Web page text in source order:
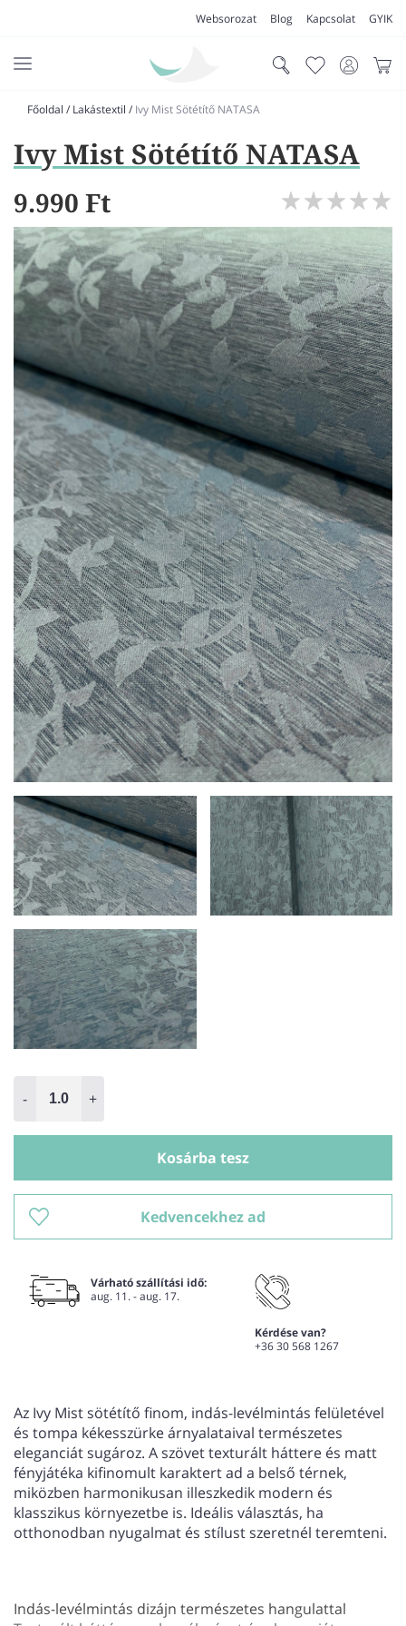
Websorozat Blog Kapcsolat GYIK
SZŐNYEG
LAKÁSTEXTIL
MŰFŰ
VÍZÁLLÓ PADLÓ
LAMINÁLT PADLÓ
FUTÓSZŐNYEG
LÁBTÖRLŐ
FÜRDŐSZOBA SZŐNYEG
AJÁNDÉK ÖTLETEK
VINYL FALBURKOLAT
Főoldal / Lakástextil / Ivy Mist Sötétítő NATASA
Ivy Mist Sötétítő NATASA
9.990 Ft
- +
Kosárba tesz
Kedvencekhez ad
Várható szállítási idő:
aug. 11. - aug. 17.
Kérdése van?
+36 30 568 1267
Az Ivy Mist sötétítő finom, indás-levélmintás felületével
és tompa kékesszürke árnyalataival természetes
eleganciát sugároz. A szövet texturált háttere és matt
fényjátéka kifinomult karaktert ad a belső térnek,
miközben harmonikusan illeszkedik modern és
klasszikus környezetbe is. Ideális választás, ha
otthonodban nyugalmat és stílust szeretnél teremteni.
Indás-levélmintás dizájn természetes hangulattal